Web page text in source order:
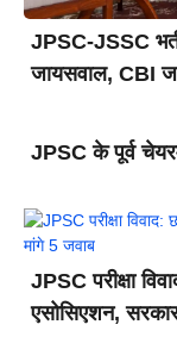
JPSC-JSSC
जायसवाल, CBI
JPSC के पूर्व
JPSC परीक्षा
एसोसिएशन,